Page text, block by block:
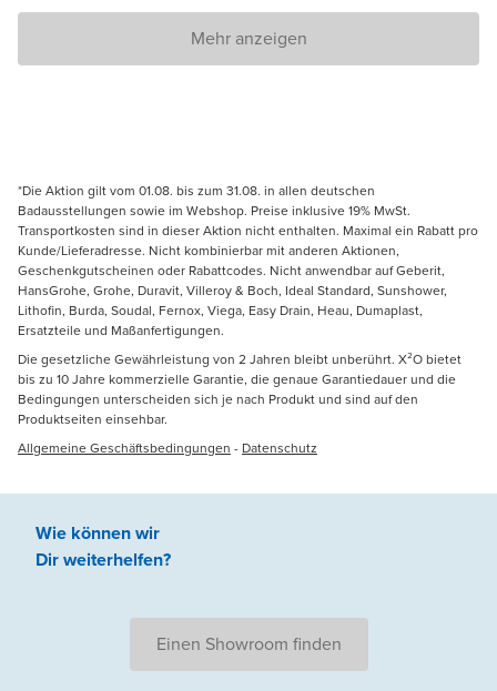
Mehr anzeigen
*Die Aktion gilt vom 01.08. bis zum 31.08. in allen deutschen
Badausstellungen sowie im Webshop. Preise inklusive 19% MwSt.
Transportkosten sind in dieser Aktion nicht enthalten. Maximal ein Rabatt pro
Kunde/Lieferadresse. Nicht kombinierbar mit anderen Aktionen,
Geschenkgutscheinen oder Rabattcodes. Nicht anwendbar auf Geberit,
HansGrohe, Grohe, Duravit, Villeroy & Boch, Ideal Standard, Sunshower,
Lithofin, Burda, Soudal, Fernox, Viega, Easy Drain, Heau, Dumaplast,
Ersatzteile und Maßanfertigungen.
Die gesetzliche Gewährleistung von 2 Jahren bleibt unberührt. X²O bietet
bis zu 10 Jahre kommerzielle Garantie, die genaue Garantiedauer und die
Bedingungen unterscheiden sich je nach Produkt und sind auf den
Produktseiten einsehbar.
Allgemeine Geschäftsbedingungen - Datenschutz
Wie können wir
Dir weiterhelfen?
Einen Showroom finden